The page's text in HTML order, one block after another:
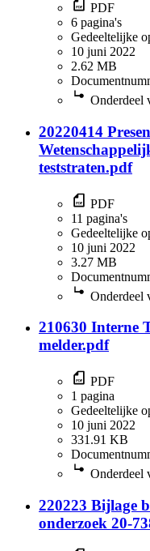
PDF
6 pagina's
Gedeeltelijke
10 juni 2022
2.62 MB
Onderdeel
20220414
teststraten.pdf
PDF
11 pagina's
Gedeeltelijke
10 juni 2022
3.27 MB
Onderdeel
210630 Interne
melder.pdf
PDF
1 pagina
Gedeeltelijke
10 juni 2022
331.91 KB
Onderdeel
220223 Bijlage
onderzoek 20-